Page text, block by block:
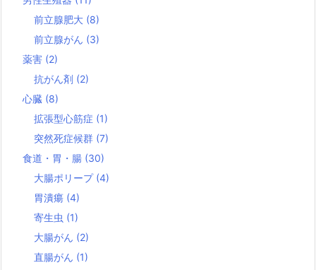
前立腺肥大 (8)
前立腺がん (3)
薬害 (2)
抗がん剤 (2)
心臓 (8)
拡張型心筋症 (1)
突然死症候群 (7)
食道・胃・腸 (30)
大腸ポリープ (4)
胃潰瘍 (4)
寄生虫 (1)
大腸がん (2)
直腸がん (1)